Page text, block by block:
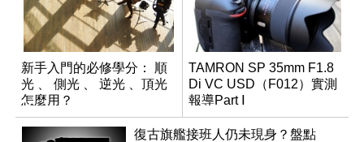
新手入門的必修學分： 順
光 、 側光 、 逆光 、頂光
怎麼用？
TAMRON SP 35mm F1.8
Di VC USD（F012）實測
報導Part Ⅰ
復古旗艦接班人仍未現身？盤點